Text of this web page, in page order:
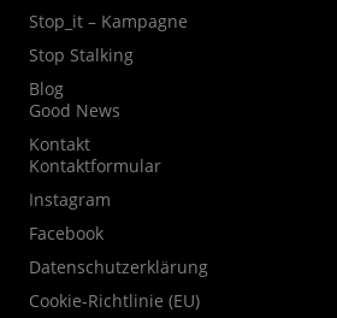
Stop_it – Kampagne
Stop Stalking
Blog
Good News
Kontakt
Kontaktformular
Instagram
Facebook
Datenschutzerklärung
Cookie-Richtlinie (EU)